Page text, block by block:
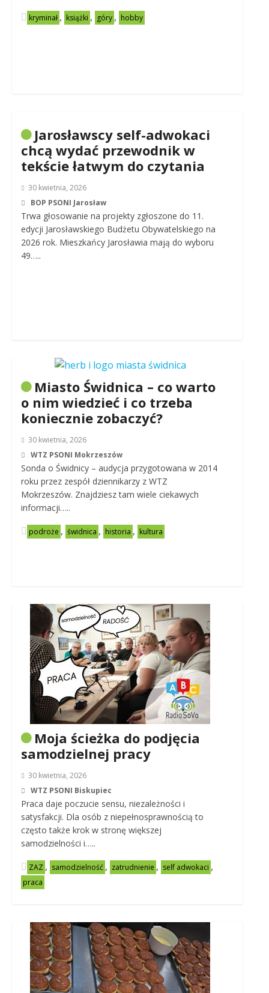
kryminał , książki , góry , hobby
Jarosławscy self-adwokaci
chcą wydać przewodnik w
tekście łatwym do czytania
30 kwietnia, 2026
BOP PSONI Jarosław
Trwa głosowanie na projekty zgłoszone do 11.
edycji Jarosławskiego Budżetu Obywatelskiego na
2026 rok. Mieszkańcy Jarosławia mają do wyboru
49…..
Miasto Świdnica – co warto
o nim wiedzieć i co trzeba
koniecznie zobaczyć?
30 kwietnia, 2026
WTZ PSONI Mokrzeszów
Sonda o Świdnicy – audycja przygotowana w 2014
roku przez zespół dziennikarzy z WTZ
Mokrzeszów. Znajdziesz tam wiele ciekawych
informacji…..
podroże , świdnica , historia , kultura
Moja ścieżka do podjęcia
samodzielnej pracy
30 kwietnia, 2026
WTZ PSONI Biskupiec
Praca daje poczucie sensu, niezależności i
satysfakcji. Dla osób z niepełnosprawnością to
często także krok w stronę większej
samodzielności i…..
ZAZ , samodzielność , zatrudnienie , self adwokaci ,
praca